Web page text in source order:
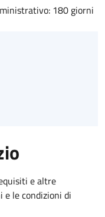
180 giorni
e altre
le condizioni di